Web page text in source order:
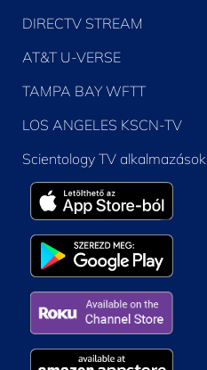
DIRECTV STREAM
AT&T U-VERSE
TAMPA BAY WFTT
LOS ANGELES KSCN-TV
Scientology TV alkalmazások